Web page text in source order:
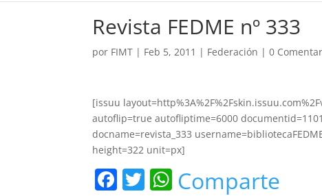
Revista FEDME nº 333
por FIMT | Feb 5, 2011 | Federación |0
[issuu
autoflip=true autofliptime=6000
docname=revista_333
height=322 unit=px]
F T W
Comparte